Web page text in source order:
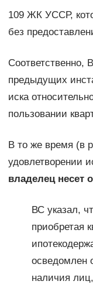
109 ЖК УССР,
без
Соответственно,
предыдущих
иска
пользовании
В то же время (в
удовлетворении
владелец несет
ВС указал,
приобретая
осведомлен
наличия